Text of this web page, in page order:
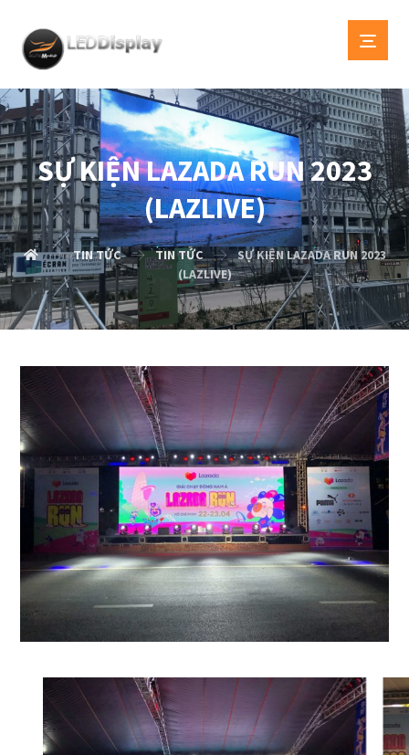
SỰ KIỆN LAZADA RUN 2023
(LAZLIVE)
TIN TỨC TIN TỨC
SỰ KIỆN LAZADA RUN 2023
(LAZLIVE)